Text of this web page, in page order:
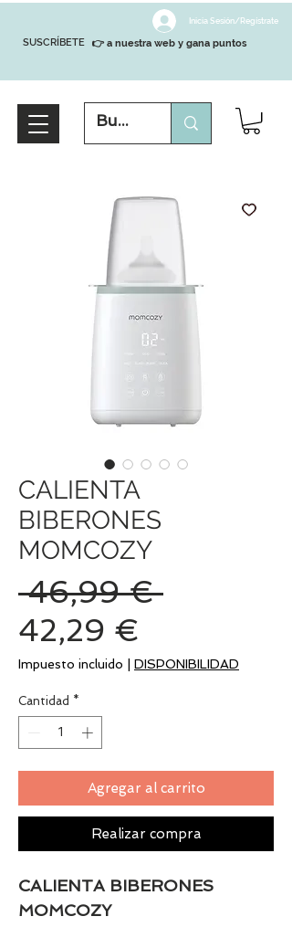
SUSCRÍBETE
Inicia Sesión/Regístrate
👉 a nuestra web y gana puntos
CALIENTA
BIBERONES
MOMCOZY
46,99 € Precio
42,29 €
de
Impuesto incluido DISPONIBILIDAD
Cantidad *
Agregar al carrito
Realizar compra
CALIENTA BIBERONES
MOMCOZY